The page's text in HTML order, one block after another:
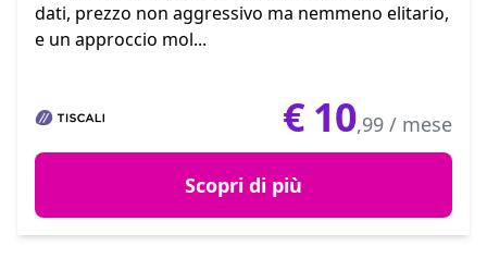
dati, prezzo non aggressivo ma nemmeno elitario,
e un approccio mol...
€10,99 / mese
Scopri di più